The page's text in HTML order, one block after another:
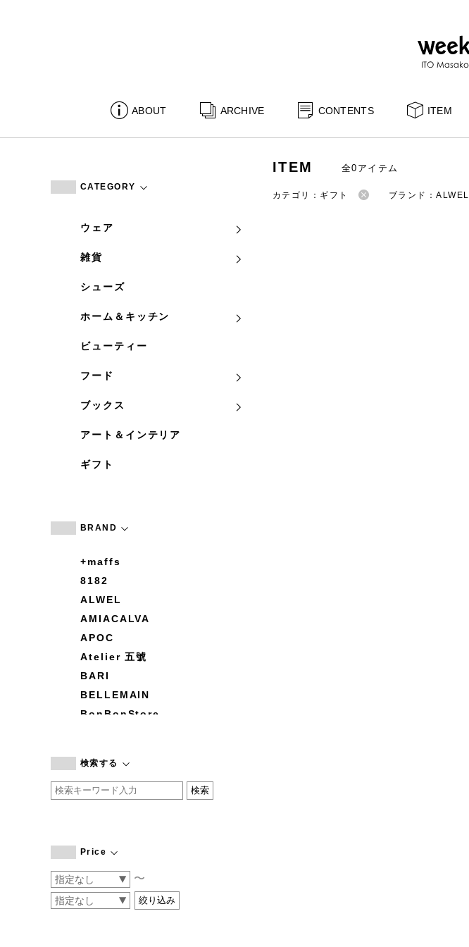
ABOUT ARCHIVE CONTENTS ITEM
CATEGORY
ウェア
雑貨
シューズ
ホーム＆キッチン
ビューティー
フード
ブックス
アート＆インテリア
ギフト
BRAND
+maffs
8182
ALWEL
AMIACALVA
APOC
Atelier 五號
BARI
BELLEMAIN
BonBonStore
by basics
CATWORTH
COGTHEBIGSMOKE
CONVERSE
DEAN & DELUCA
検索する
Price
〜
ITEM 全0アイテム
カテゴリ：ギフト ブランド：ALWEL